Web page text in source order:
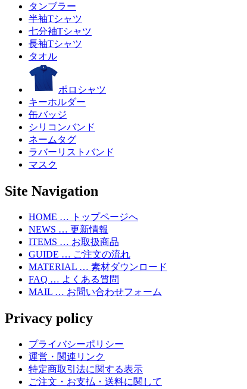
タンブラー
半袖Tシャツ
七分袖Tシャツ
長袖Tシャツ
タオル
ポロシャツ
キーホルダー
缶バッジ
シリコンバンド
ネームタグ
ラバーリストバンド
マスク
Site Navigation
HOME … トップページへ
NEWS … 更新情報
ITEMS … お取扱商品
GUIDE … ご注文の流れ
MATERIAL … 素材ダウンロード
FAQ … よくある質問
MAIL … お問い合わせフォーム
Privacy policy
プライバシーポリシー
運営・関連リンク
特定商取引法に関する表示
ご注文・お支払・送料に関して